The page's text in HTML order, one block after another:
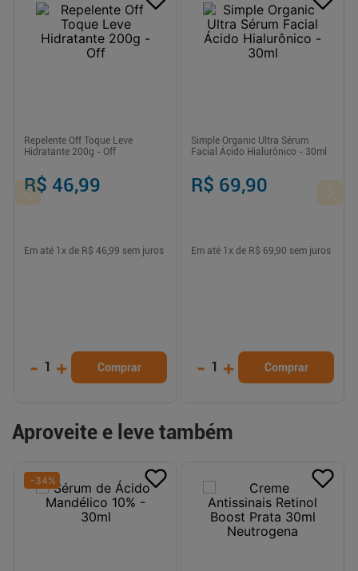
Repelente Off Toque Leve
Hidratante 200g - Off
R$ 46,99
Em até 1 x de R$ 46,99 sem juros
- 1 + Comprar
Simple Organic Ultra Sérum
Facial Ácido Hialurônico - 30ml
R$ 69,90
Em até 1 x de R$ 69,90 sem juros
- 1 + Comprar
Aproveite e leve também
-34%